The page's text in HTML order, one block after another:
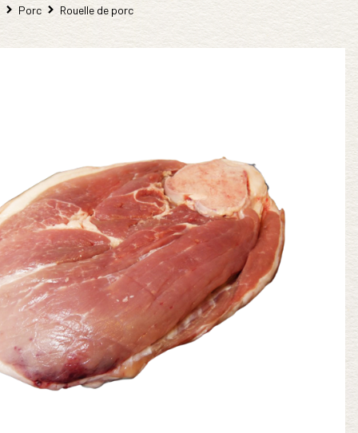
Porc Rouelle de porc